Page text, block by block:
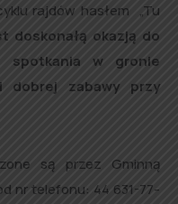
rajdów hasłem „Tu
doskonałą okazją do
spotkania w gronie
dobrej zabawy przy
są przez Gminną
nr telefonu: 44 631-77-